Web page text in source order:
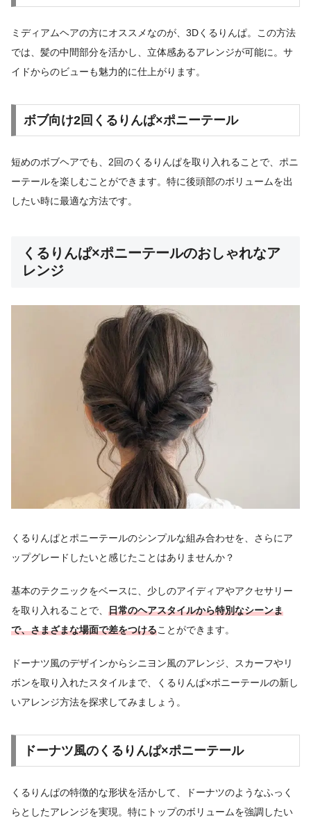
ミディアムヘアの方にオススメなのが、3Dくるりんぱ。この方法
では、髪の中間部分を活かし、立体感あるアレンジが可能に。サ
イドからのビューも魅力的に仕上がります。
ボブ向け2回くるりんぱ×ポニーテール
短めのボブヘアでも、2回のくるりんぱを取り入れることで、ポニ
ーテールを楽しむことができます。特に後頭部のボリュームを出
したい時に最適な方法です。
くるりんぱ×ポニーテールのおしゃれなア
レンジ
くるりんぱとポニーテールのシンプルな組み合わせを、さらにア
ップグレードしたいと感じたことはありませんか？
基本のテクニックをベースに、少しのアイディアやアクセサリー
を取り入れることで、 日常のヘアスタイルから特別なシーンま
で、さまざまな場面で差をつけることができます。
ドーナツ風のデザインからシニヨン風のアレンジ、スカーフやリ
ボンを取り入れたスタイルまで、くるりんぱ×ポニーテールの新し
いアレンジ方法を探求してみましょう。
ドーナツ風のくるりんぱ×ポニーテール
くるりんぱの特徴的な形状を活かして、ドーナツのようなふっく
らとしたアレンジを実現。特にトップのボリュームを強調したい